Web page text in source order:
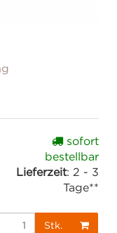
sofort
bestellbar
Lieferzeit: 2 - 3
Tage**
Stk.